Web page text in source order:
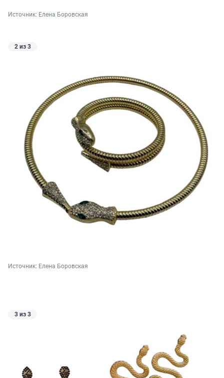
Источник: Елена Боровская
2 из 3
Источник: Елена Боровская
3 из 3